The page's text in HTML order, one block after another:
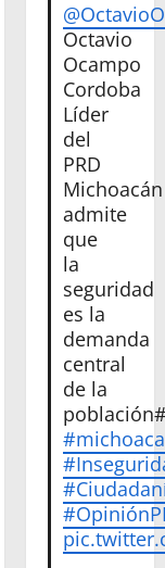
Octavio
Ocampo
Cordoba
Líder
del
PRD
Michoacán
admite
que
la
seguridad
es la
demanda
central
de la